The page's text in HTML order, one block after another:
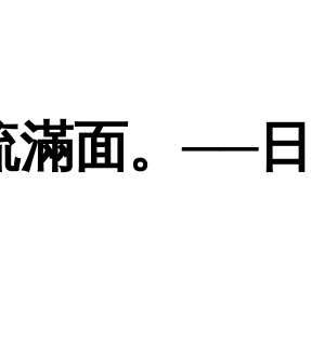
滿面。──